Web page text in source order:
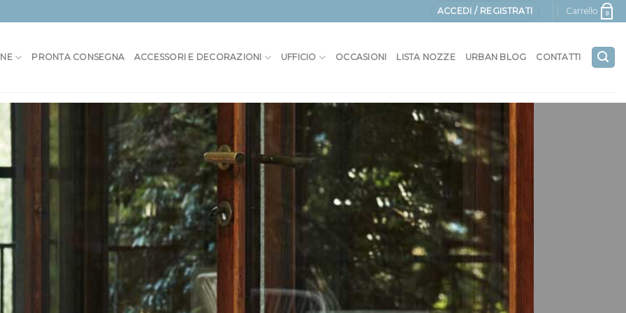
ACCEDI / REGISTRATI Carrello 0
PRONTA CONSEGNA ACCESSORI E DECORAZIONI UFFICIO OCCASIONI LISTA NOZZE URBAN BLOG CONTATTI